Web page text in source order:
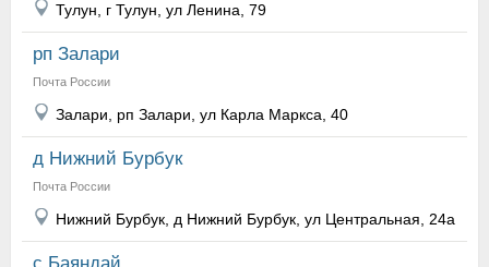
Тулун, г Тулун, ул Ленина, 79
рп Залари
Почта России
Залари, рп Залари, ул Карла Маркса, 40
д Нижний Бурбук
Почта России
Нижний Бурбук, д Нижний Бурбук, ул Центральная, 24а